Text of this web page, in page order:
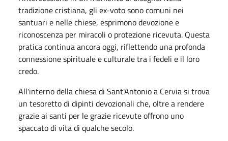
tradizione cristiana, gli ex-voto sono comuni nei
santuari e nelle chiese, esprimono devozione e
riconoscenza per miracoli o protezione ricevuta. Questa
pratica continua ancora oggi, riflettendo una profonda
connessione spirituale e culturale tra i fedeli e il loro
credo.
All'interno della chiesa di Sant'Antonio a Cervia si trova
un tesoretto di dipinti devozionali che, oltre a rendere
grazie ai santi per le grazie ricevute offrono uno
spaccato di vita di qualche secolo.